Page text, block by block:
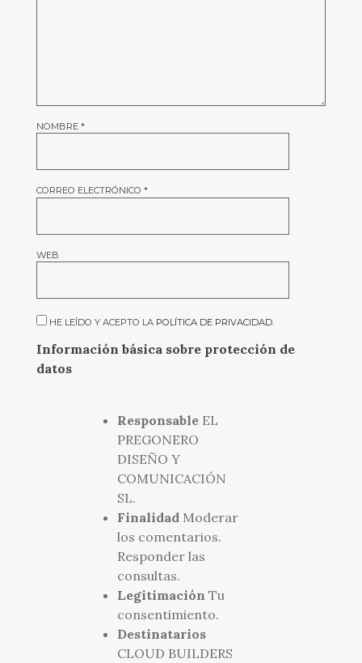
NOMBRE *
CORREO ELECTRÓNICO *
WEB
HE LEÍDO Y ACEPTO LA POLÍTICA DE PRIVACIDAD.
Información básica sobre protección de
datos
ResponsableEL
PREGONERO
DISEÑO Y
COMUNICACIÓN
SL.
FinalidadModerar
los comentarios.
Responder las
consultas.
Legitimación Tu
consentimiento.
Destinatarios
CLOUD BUILDERS